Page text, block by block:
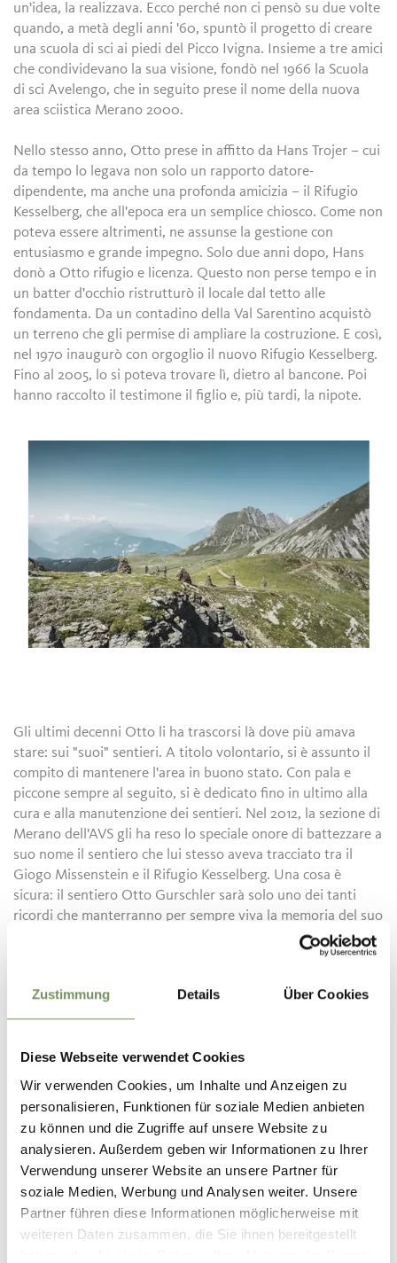
Zustimmung Details Über Cookies
Diese Webseite verwendet Cookies
Wir verwenden Cookies, um Inhalte und Anzeigen zu
personalisieren, Funktionen für soziale Medien anbieten
zu können und die Zugriffe auf unsere Website zu
analysieren. Außerdem geben wir Informationen zu Ihrer
Verwendung unserer Website an unsere Partner für
soziale Medien, Werbung und Analysen weiter. Unsere
Partner führen diese Informationen möglicherweise mit
weiteren Daten zusammen, die Sie ihnen bereitgestellt
un'idea, la realizzava. Ecco perché non ci pensò su due volte
quando, a metà degli anni '60, spuntò il progetto di creare
una scuola di sci ai piedi del Picco Ivigna. Insieme a tre amici
che condividevano la sua visione, fondò nel 1966 la Scuola
di sci Avelengo, che in seguito prese il nome della nuova
area sciistica Merano 2000.
Nello stesso anno, Otto prese in affitto da Hans Trojer – cui
da tempo lo legava non solo un rapporto datore-
dipendente, ma anche una profonda amicizia – il Rifugio
Kesselberg, che all'epoca era un semplice chiosco. Come non
poteva essere altrimenti, ne assunse la gestione con
entusiasmo e grande impegno. Solo due anni dopo, Hans
donò a Otto rifugio e licenza. Questo non perse tempo e in
un batter d'occhio ristrutturò il locale dal tetto alle
fondamenta. Da un contadino della Val Sarentino acquistò
un terreno che gli permise di ampliare la costruzione. E così,
nel 1970 inaugurò con orgoglio il nuovo Rifugio Kesselberg.
Fino al 2005, lo si poteva trovare lì, dietro al bancone. Poi
hanno raccolto il testimone il figlio e, più tardi, la nipote.
Gli ultimi decenni Otto li ha trascorsi là dove più amava
stare: sui "suoi" sentieri. A titolo volontario, si è assunto il
compito di mantenere l'area in buono stato. Con pala e
piccone sempre al seguito, si è dedicato fino in ultimo alla
cura e alla manutenzione dei sentieri. Nel 2012, la sezione di
Merano dell'AVS gli ha reso lo speciale onore di battezzare a
suo nome il sentiero che lui stesso aveva tracciato tra il
Giogo Missenstein e il Rifugio Kesselberg. Una cosa è
sicura: il sentiero Otto Gurschler sarà solo uno dei tanti
ricordi che manterranno per sempre viva la memoria del suo
Gurschler li ha eretti Otto stesso per indicare agli escursionisti
il percorso, reso alle volte incerto dalle cornici di neve. Poco a
decorative è divenuto per lui una sorta di hobby.